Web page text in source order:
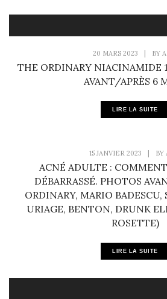
20 MARS 2023 | BY
THE ORDINARY NIACINAMIDE
AVANT/APRÈS 6
LIRE LA SUITE
15 JANVIER 2023 BY
ACNÉ ADULTE : COMMENT
DÉBARRASSÉ. PHOTOS
ORDINARY, MARIO
URIAGE, BENTON, DRUNK
ROSETTE)
LIRE LA SUITE